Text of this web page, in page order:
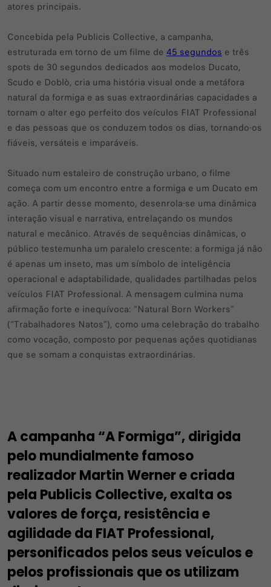
atores principais.
Concebida pela Publicis Collective, a campanha,
estruturada em torno de um filme de 45 segundos e três
spots de 30 segundos dedicados aos modelos Ducato,
Scudo e Doblò, cria uma história visual onde a metáfora
natural da formiga e as suas extraordinárias capacidades a
tornam o alter ego perfeito dos veículos FIAT Professional
e das pessoas que os conduzem todos os dias, tornando-os
fiáveis, versáteis e imparáveis.
Situado num estaleiro de construção urbano, o filme
começa com um encontro entre a formiga e um Ducato em
ação. A partir desse momento, desenrola-se uma dinâmica
interação visual e narrativa, entrelaçando os mundos
natural e mecânico. Através de sequências dinâmicas, o
público testemunha um paralelo crescente: a formiga já não
é apenas um inseto, mas um símbolo de inteligência
operacional e adaptabilidade, qualidades partilhadas pelos
veículos FIAT Professional. A mensagem culmina numa
afirmação forte e inequívoca: “Natural Born Workers”
(“Trabalhadores Natos”), como uma celebração do trabalho
como vocação, composto por pequenas ações quotidianas
que se somam a conquistas extraordinárias.
A campanha “A Formiga”, dirigida
pelo mundialmente famoso
realizador Martin Werner e criada
pela Publicis Collective, exalta os
valores de força, resistência e
agilidade da FIAT Professional,
personificados pelos seus veículos e
pelos profissionais que os utilizam